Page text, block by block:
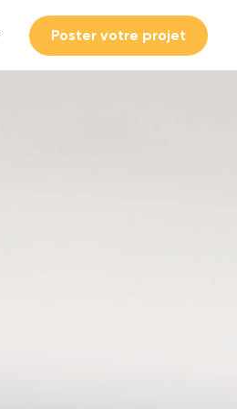
Poster votre projet